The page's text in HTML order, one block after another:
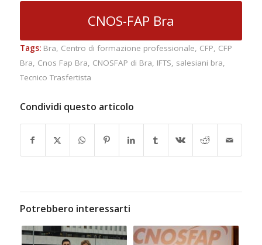
CNOS-FAP Bra
Tags: Bra, Centro di formazione professionale, CFP, CFP
Bra, Cnos Fap Bra, CNOSFAP di Bra, IFTS, salesiani bra,
Tecnico Trasfertista
Condividi questo articolo
Potrebbero interessarti